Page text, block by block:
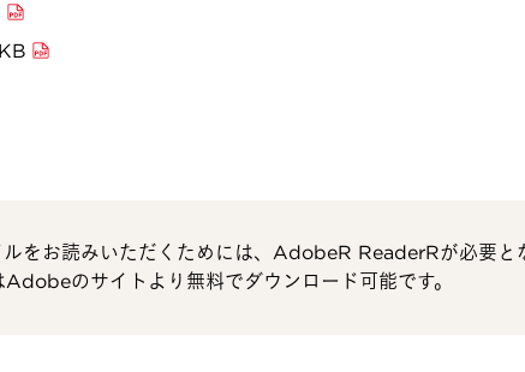
をお読みいただくためには、AdobeR ReaderRが必要
のサイトより無料でダウンロード可能です。